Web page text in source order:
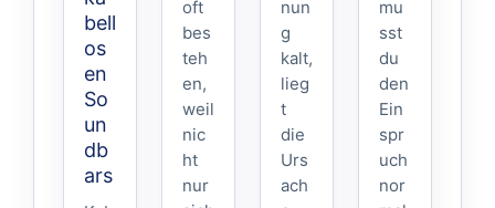
bell
os
en
So
un
db
ars
oft
bes
teh
en,
weil
nic
ht
nur
nun
g
kalt,
lieg
t
die
Urs
ach
mu
sst
du
den
Ein
spr
uch
nor